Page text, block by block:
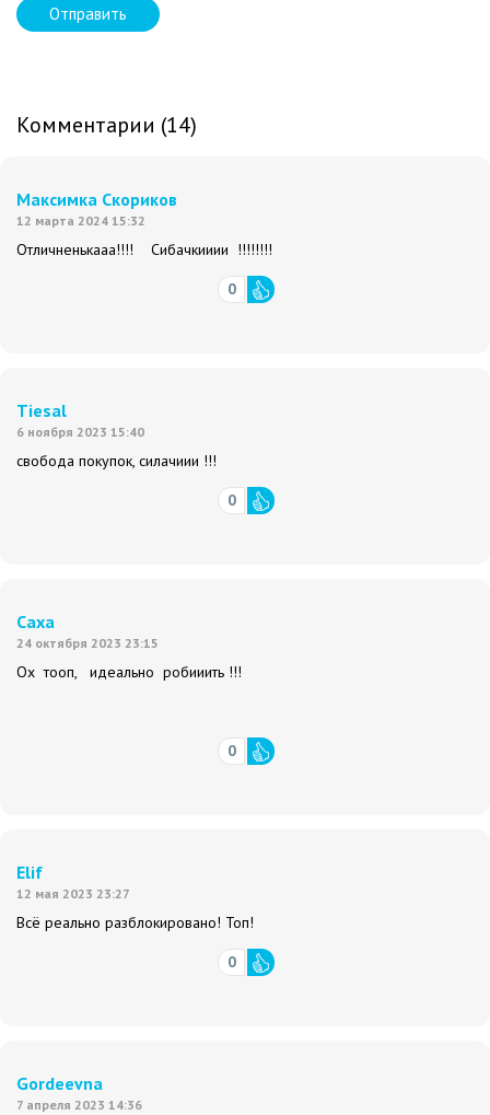
Отправить
Комментарии (14)
Максимка Скориков
12 марта 2024 15:32
Отличненькааа!!!! Сибачкииии !!!!!!!!
0
Tiesal
6 ноября 2023 15:40
свобода покупок, силачиии !!!
0
Саха
24 октября 2023 23:15
Ох тооп, идеально робииить !!!
0
Elif
12 мая 2023 23:27
Всё реально разблокировано! Топ!
0
Gordeevna
7 апреля 2023 14:36